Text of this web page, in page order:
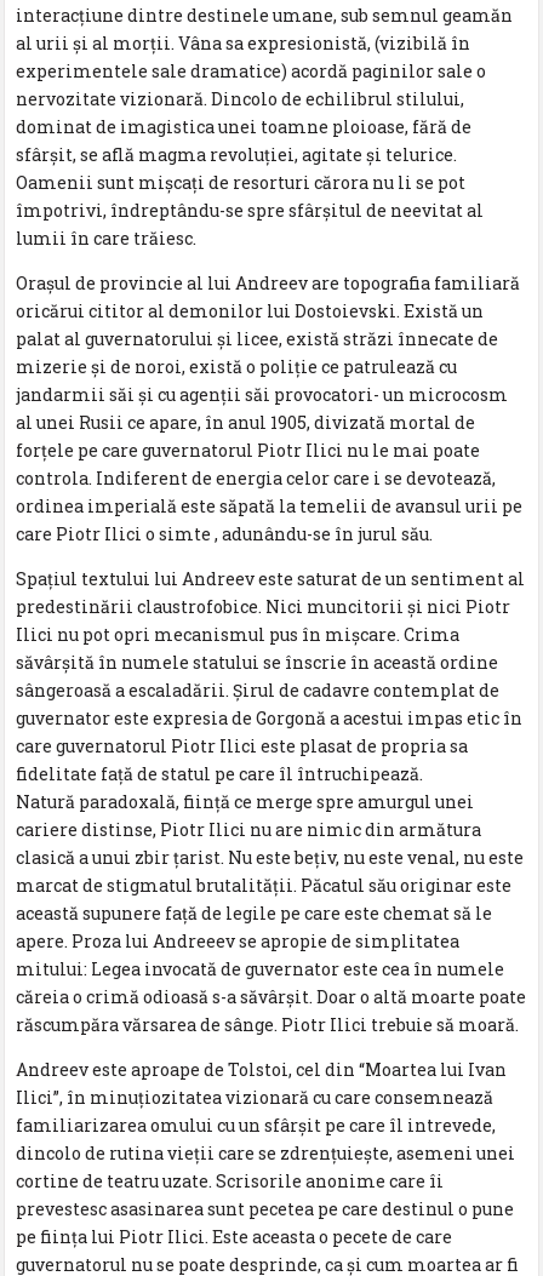
interacţiune dintre destinele umane, sub semnul geamăn
al urii şi al morţii. Vâna sa expresionistă, (vizibilă în
experimentele sale dramatice) acordă paginilor sale o
nervozitate vizionară. Dincolo de echilibrul stilului,
dominat de imagistica unei toamne ploioase, fără de
sfârşit, se află magma revoluţiei, agitate şi telurice.
Oamenii sunt mişcaţi de resorturi cărora nu li se pot
împotrivi, îndreptându-se spre sfârşitul de neevitat al
lumii în care trăiesc.
Oraşul de provincie al lui Andreev are topografia familiară
oricărui cititor al demonilor lui Dostoievski. Există un
palat al guvernatorului şi licee, există străzi înnecate de
mizerie şi de noroi, există o poliţie ce patrulează cu
jandarmii săi şi cu agenţii săi provocatori- un microcosm
al unei Rusii ce apare, în anul 1905, divizată mortal de
forţele pe care guvernatorul Piotr Ilici nu le mai poate
controla. Indiferent de energia celor care i se devotează,
ordinea imperială este săpată la temelii de avansul urii pe
care Piotr Ilici o simte , adunându-se în jurul său.
Spaţiul textului lui Andreev este saturat de un sentiment al
predestinării claustrofobice. Nici muncitorii şi nici Piotr
Ilici nu pot opri mecanismul pus în mişcare. Crima
săvârşită în numele statului se înscrie în această ordine
sângeroasă a escaladării. Şirul de cadavre contemplat de
guvernator este expresia de Gorgonă a acestui impas etic în
care guvernatorul Piotr Ilici este plasat de propria sa
fidelitate faţă de statul pe care îl întruchipează.
Natură paradoxală, fiinţă ce merge spre amurgul unei
cariere distinse, Piotr Ilici nu are nimic din armătura
clasică a unui zbir ţarist. Nu este beţiv, nu este venal, nu este
marcat de stigmatul brutalităţii. Păcatul său originar este
această supunere faţă de legile pe care este chemat să le
apere. Proza lui Andreeev se apropie de simplitatea
mitului: Legea invocată de guvernator este cea în numele
căreia o crimă odioasă s-a săvârşit. Doar o altă moarte poate
răscumpăra vărsarea de sânge. Piotr Ilici trebuie să moară.
Andreev este aproape de Tolstoi, cel din “Moartea lui Ivan
Ilici”, în minuţiozitatea vizionară cu care consemnează
familiarizarea omului cu un sfârşit pe care îl intrevede,
dincolo de rutina vieţii care se zdrenţuieşte, asemeni unei
cortine de teatru uzate. Scrisorile anonime care îi
prevestesc asasinarea sunt pecetea pe care destinul o pune
pe fiinţa lui Piotr Ilici. Este aceasta o pecete de care
guvernatorul nu se poate desprinde, ca şi cum moartea ar fi